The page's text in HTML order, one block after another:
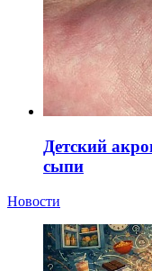
Детский
сыпи
Новости